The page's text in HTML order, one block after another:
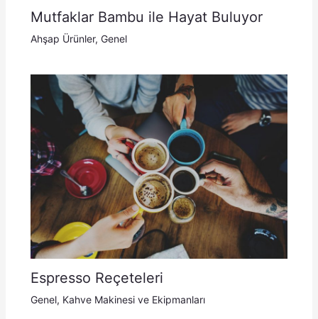
Mutfaklar Bambu ile Hayat Buluyor
Ahşap Ürünler, Genel
Espresso Reçeteleri
Genel, Kahve Makinesi ve Ekipmanları